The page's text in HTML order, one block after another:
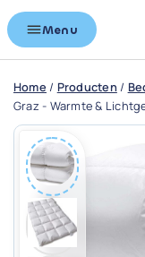
Menu
Home / Producten/
Graz - Warmte &